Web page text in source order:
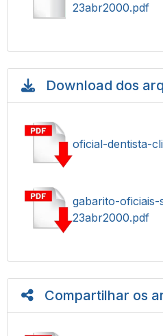
23abr2000.pdf
Download dos
oficial-dentista-
gabarito-
23abr2000.pdf
Compartilhar os